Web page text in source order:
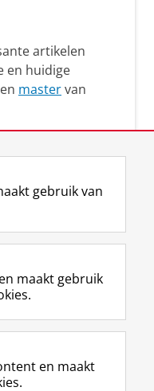
artikelen
en huidige
en mastervan
L
i
k
e
I
-
p
R
S
-
f
e
R
I
n
t
r
m
Y
o
T
e
k
gebruik van
maakt gebruik
en maakt